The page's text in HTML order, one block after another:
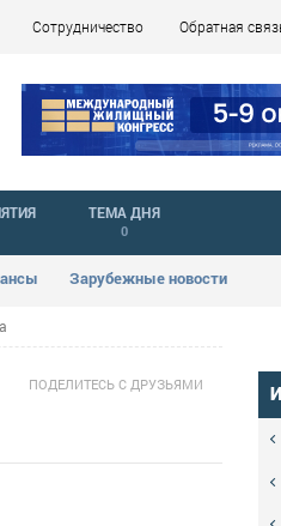
Сотрудничество Обратная
Зарубежные новости
ТЕМА ДНЯ
0
ПОДЕЛИТЕСЬ С ДРУЗЬЯМИ